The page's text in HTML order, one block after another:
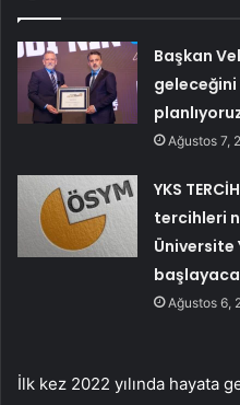
Başkan
Ağustos 7,
YKS
tercihleri
Üniversite
Ağustos 6,
İlk kez 2022 yılında hayata